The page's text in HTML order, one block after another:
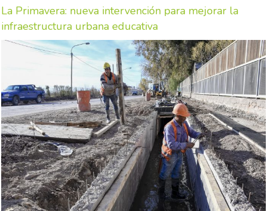
La Primavera: nueva intervención para mejorar la
infraestructura urbana educativa